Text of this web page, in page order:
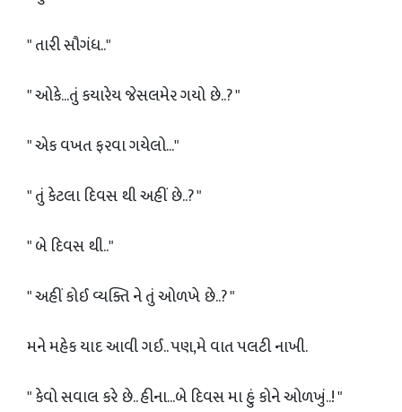
" તારી સૌગંધ.."
" ઓકે...તું કયારેય જેસલમેર ગયો છે..? "
" એક વખત ફરવા ગયેલો..."
" તું કેટલા દિવસ થી અહીં છે..? "
" બે દિવસ થી.."
" અહીં કોઈ વ્યક્તિ ને તું ઓળખે છે..? "
મને મહેક યાદ આવી ગઈ.. પણ,મે વાત પલટી નાખી.
" કેવો સવાલ કરે છે.. હીના...બે દિવસ મા હું કોને ઓળખું..! "